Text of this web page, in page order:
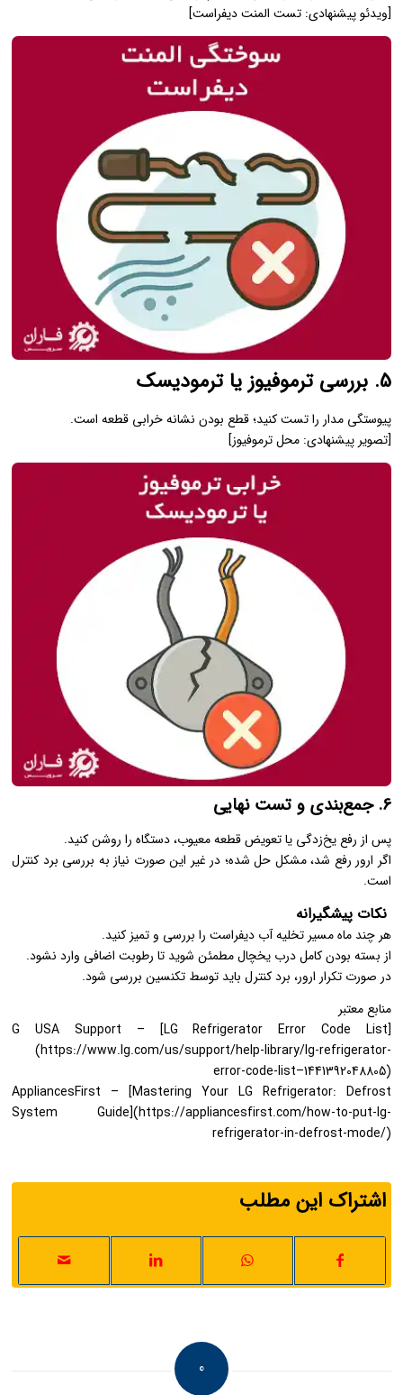
[ویدئو پیشنهادی: تست المنت دیفراست]
5. بررسی ترموفیوز یا ترمودیسک
پیوستگی مدار را تست کنید؛ قطع بودن نشانه خرابی قطعه است.
[تصویر پیشنهادی: محل ترموفیوز]
6. جمع‌بندی و تست نهایی
پس از رفع یخ‌زدگی یا تعویض قطعه معیوب، دستگاه را روشن کنید.
اگر ارور رفع شد، مشکل حل شده؛ در غیر این صورت نیاز به بررسی برد کنترل
است.
نکات پیشگیرانه
هر چند ماه مسیر تخلیه آب دیفراست را بررسی و تمیز کنید.
از بسته بودن کامل درب یخچال مطمئن شوید تا رطوبت اضافی وارد نشود.
در صورت تکرار ارور، برد کنترل باید توسط تکنسین بررسی شود.
منابع معتبر
G USA Support – [LG Refrigerator Error Code List]
(https://www.lg.com/us/support/help-library/lg-refrigerator-
error-code-list–1441392048805)
AppliancesFirst – [Mastering Your LG Refrigerator: Defrost
System Guide](https://appliancesfirst.com/how-to-put-lg-
refrigerator-in-defrost-mode/)
اشتراک این مطلب
0